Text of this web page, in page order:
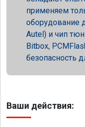
применяем
оборудование
Autel) и чип
Bitbox,
безопасность
Ваши действия: